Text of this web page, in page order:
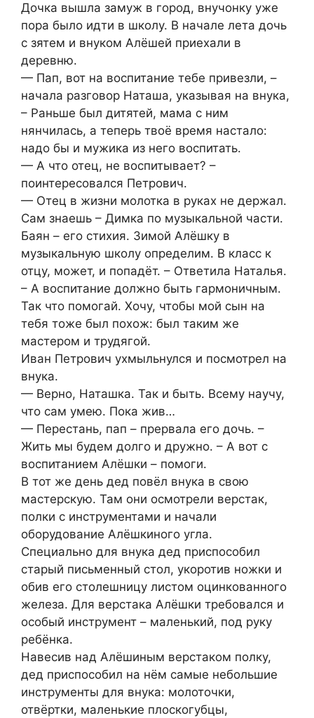
Дочка вышла замуж в город, внучонку уже
пора было идти в школу. В начале лета дочь
с зятем и внуком Алёшей приехали в
деревню.
— Пап, вот на воспитание тебе привезли, –
начала разговор Наташа, указывая на внука,
– Раньше был дитятей, мама с ним
нянчилась, а теперь твоё время настало:
надо бы и мужика из него воспитать.
— А что отец, не воспитывает? –
поинтересовался Петрович.
— Отец в жизни молотка в руках не держал.
Сам знаешь – Димка по музыкальной части.
Баян – его стихия. Зимой Алёшку в
музыкальную школу определим. В класс к
отцу, может, и попадёт. – Ответила Наталья.
– А воспитание должно быть гармоничным.
Так что помогай. Хочу, чтобы мой сын на
тебя тоже был похож: был таким же
мастером и трудягой.
Иван Петрович ухмыльнулся и посмотрел на
внука.
— Верно, Наташка. Так и быть. Всему научу,
что сам умею. Пока жив…
— Перестань, пап – прервала его дочь. –
Жить мы будем долго и дружно. – А вот с
воспитанием Алёшки – помоги.
В тот же день дед повёл внука в свою
мастерскую. Там они осмотрели верстак,
полки с инструментами и начали
оборудование Алёшкиного угла.
Специально для внука дед приспособил
старый письменный стол, укоротив ножки и
обив его столешницу листом оцинкованного
железа. Для верстака Алёшки требовался и
особый инструмент – маленький, под руку
ребёнка.
Навесив над Алёшиным верстаком полку,
дед приспособил на нём самые небольшие
инструменты для внука: молоточки,
отвёртки, маленькие плоскогубцы,